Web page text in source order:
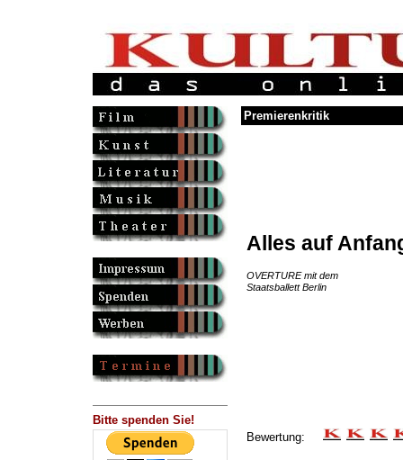
Bitte spenden Sie!
Premierenkritik
Alles auf
OVERTURE mit dem
Staatsballett Berlin
Bewertung: